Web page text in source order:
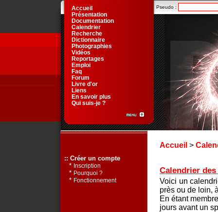
Accueil >
Calendrier
Voici un
près ou de loin,
En étant
jours avant un
Pseudo :
Accueil
Présentation
Documentation
Calendrier
Recherche
Dictionnaire
Photographies
Vidéos
Reportages
Emploi
Faq
Forum
Livre d'or
Liens
En savoir plus
Qui suis-je ?
:: Créer un compte
* Inscription
* Pourquoi ?
* Fonctionnement